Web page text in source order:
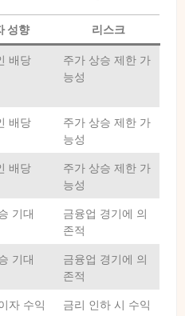
성향 리스크
배당
주가 상승 제한 가
능성
배당
주가 상승 제한 가
능성
배당
주가 상승 제한 가
능성
기대
금융업 경기에 의
존적
기대
금융업 경기에 의
존적
자 수익
금리 인하 시 수익